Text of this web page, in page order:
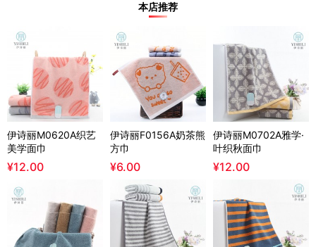
本店推荐
伊诗丽M0620A织艺
美学面巾
¥12.00
伊诗丽F0156A奶茶熊
方巾
¥6.00
伊诗丽M0702A雅学·
叶织秋面巾
¥12.00